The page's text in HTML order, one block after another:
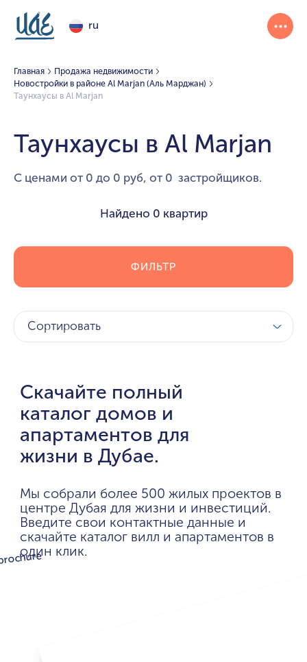
ru
Главная
Продажа недвижимости
Новостройки в районе Al Marjan (Аль Марджан)
Таунхаусы в Al Marjan
Таунхаусы в Al Marjan
С ценами от 0 до 0 руб, от 0 застройщиков.
Найдено 0 квартир
ФИЛЬТР
Сортировать
Скачайте полный
каталог домов и
апартаментов для
жизни в Дубае.
Мы собрали более 500 жилых проектов в
центре Дубая для жизни и инвестиций.
Введите свои контактные данные и
скачайте каталог вилл и апартаментов в
один клик.